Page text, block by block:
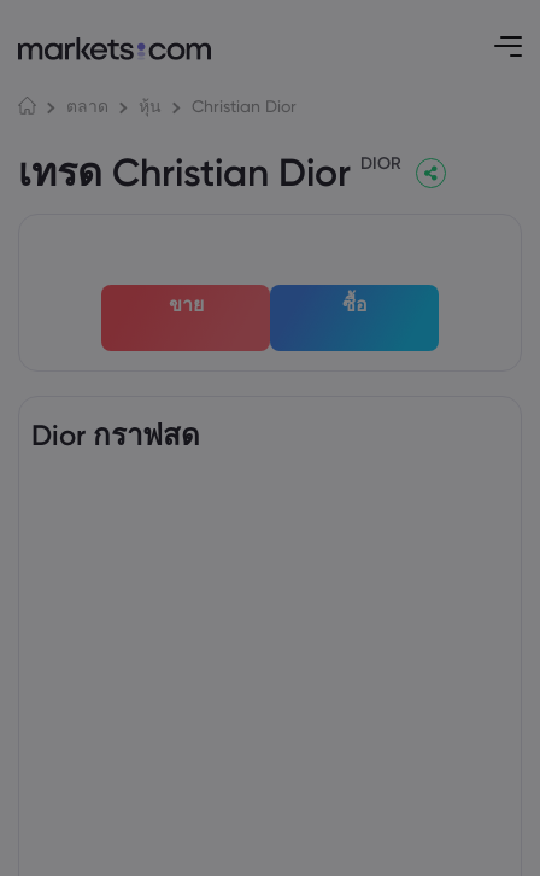
ตลาด หุ้น Christian Dior
เทรด Christian Dior DIOR
ขาย ซื้อ
Dior กราฟสด